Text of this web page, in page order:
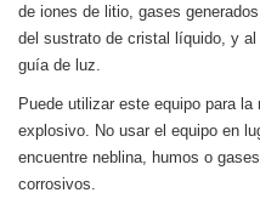
de iones de litio, gases
del sustrato de cristal líquido, y
guía de luz.
Puede utilizar este equipo para
explosivo. No usar el equipo en
encuentre neblina, humos o
corrosivos.